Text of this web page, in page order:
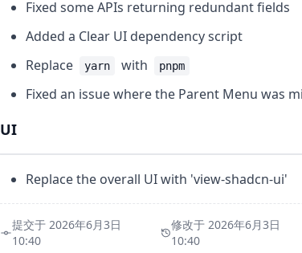
Fixed some APIs returning redundant fields
Added a Clear UI dependency script
Replace
yarn with pnpm
Fixed an issue where the Parent Menu was
UI
Replace the overall UI with 'view-shadcn-ui'
提交于 2026年6月3日
10:40
修改于 2026年6月3日
10:40